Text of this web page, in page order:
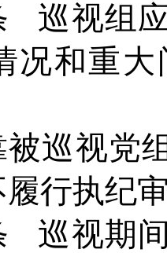
巡视组
况和重
巡视党
行执纪
巡视期